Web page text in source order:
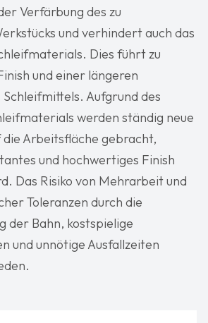
Verfärbung des zu
und verhindert auch das
Dies führt zu
und einer längeren
Aufgrund des
werden ständig neue
Arbeitsfläche gebracht,
und hochwertiges Finish
Das Risiko von Mehrarbeit und
Toleranzen durch die
der Bahn, kostspielige
und unnötige Ausfallzeiten